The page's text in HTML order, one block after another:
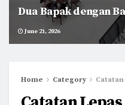
Dua Bapak dengan
June 21, 2026
Home Category